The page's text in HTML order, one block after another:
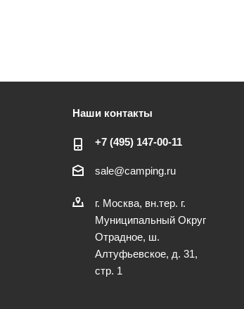
Наши контакты
+7 (495) 147-00-11
sale@camping.ru
г. Москва, вн.тер. г.
Муниципальный Округ
Отрадное, ш.
Алтуфьевское, д. 31,
стр. 1